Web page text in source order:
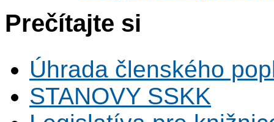
Prečítajte si
Úhrada členského
STANOVY SSKK